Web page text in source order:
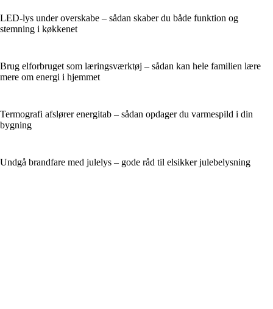
LED-lys under overskabe – sådan skaber du både funktion og
stemning i køkkenet
Brug elforbruget som læringsværktøj – sådan kan hele familien lære
mere om energi i hjemmet
Termografi afslører energitab – sådan opdager du varmespild i din
bygning
Undgå brandfare med julelys – gode råd til elsikker julebelysning